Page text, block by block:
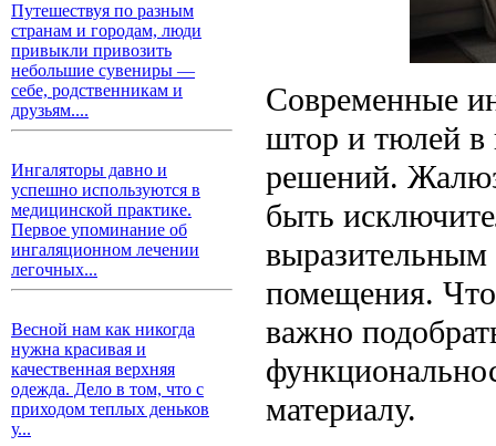
Путешествуя по разным
странам и городам, люди
привыкли привозить
небольшие сувениры —
себе, родственникам и
друзьям....
Ингаляторы давно и
успешно используются в
медицинской практике.
Первое упоминание об
ингаляционном лечении
легочных...
Весной нам как никогда
нужна красивая и
качественная верхняя
одежда. Дело в том, что с
приходом теплых деньков
у...
Современные
штор и тюлей в
решений.
быть
помещения.
важно
материалу.